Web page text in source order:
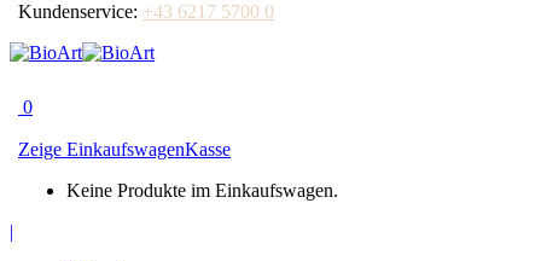
Kundenservice: +43 6217 5700 0
0
Zeige EinkaufswagenKasse
Keine Produkte im Einkaufswagen.
|